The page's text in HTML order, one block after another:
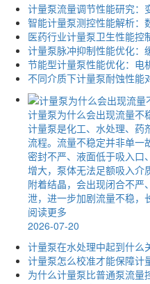
计量泵流量调节性能研究：
智能计量泵测控性能解析：
医药行业计量泵卫生性能控
计量泵脉冲抑制性能优化：
节能型计量泵性能优化：电
不同介质下计量泵耐蚀性能
计量泵为什么会出现流量不
计量泵是化工、水处理、药
流程。流量不稳定并非单一
密封不严、液面低于吸入口
增大，泵体无法足额吸入介
附着结晶，会出现闭合不
泄，进一步加剧流量不稳，
阅读更多
2026-07-20
计量泵在水处理中起到什么
计量泵怎么校准才能保障计
为什么计量泵比普通泵流量